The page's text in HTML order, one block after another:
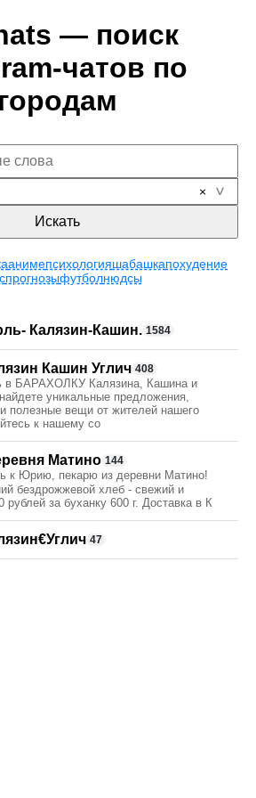
— поиск
чатов по
городам
Искать
анимепсихологияшабашкапохудение
прогнозыфутболнюдсы
Калязин-Кашин. 1584
Кашин Углич 408
в БАРАХОЛКУ Калязина, Кашина и
уникальные предложения,
полезные вещи от жителей нашего
к нашему со
Матино 144
к Юрию, пекарю из деревни Матино!
бездрожжевой хлеб - свежий и
рублей за буханку 600 г. Доставка в К
47